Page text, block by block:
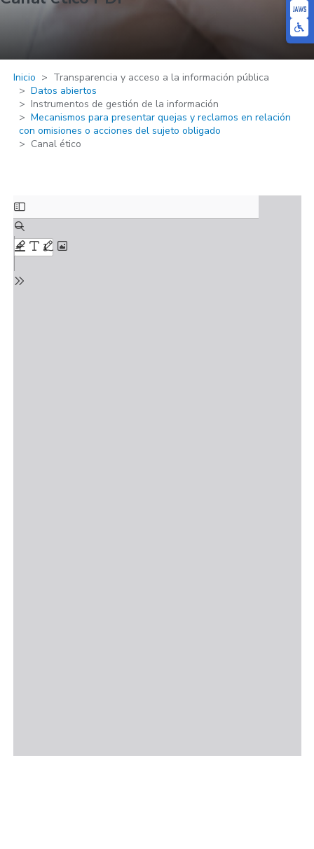
Inicio
Transparencia y acceso a la información pública
Datos abiertos
Instrumentos de gestión de la información
Mecanismos para presentar quejas y reclamos en relación
con omisiones o acciones del sujeto obligado
Canal ético